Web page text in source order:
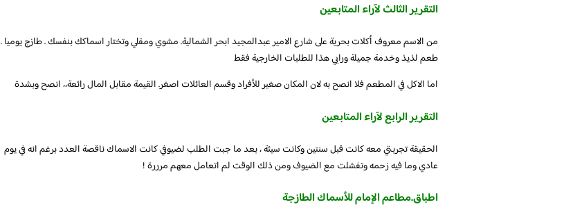
التقرير الثالث لآراء المتابعين
من الاسم معروف أكلات بحرية على شارع الامير عبدالمجيد ابحر الشمالية. مشوي ومقلي وتختار اسماكك بنفسك . طازج يوميا .
طعم لذيذ وخدمة جميلة ورايي هذا للطلبات الخارجية فقط
اما الاكل في المطعم فلا انصح به لان المكان صغير للأفراد وقسم العائلات اصغر. القيمة مقابل المال رائعة،، انصح وبشدة
التقرير الرابع لآراء المتابعين
الحقيقة تجربتي معه كانت قبل سنتين وكانت سيئة ، بعد ما جبت الطلب لضيوفي كانت الاسماك ناقصة العدد برغم انه في يوم
عادي وما فيه زحمه وتفشلت مع الضيوف ومن ذلك الوقت لم اتعامل معهم مرررة !
اطباق.مطاعم الإمام للأسماك الطازجة